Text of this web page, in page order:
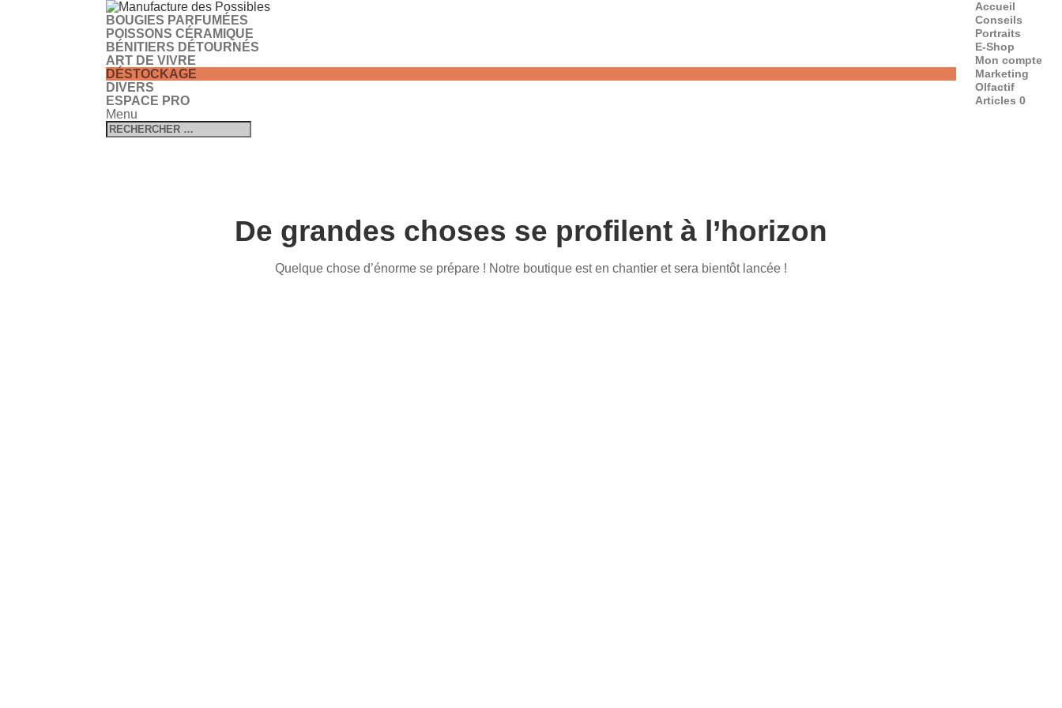
Accueil
Conseils
Portraits
E-Shop
Mon compte
Marketing
Olfactif
Articles 0
BOUGIES PARFUMÉES
POISSONS CÉRAMIQUE
BÉNITIERS DÉTOURNÉS
ART DE VIVRE
DÉSTOCKAGE
DIVERS
ESPACE PRO
Menu
De grandes choses se profilent à l’horizon
Quelque chose d’énorme se prépare ! Notre boutique est en chantier et sera bientôt lancée !